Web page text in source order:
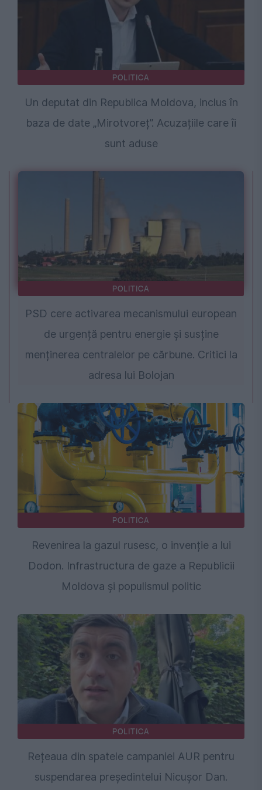
POLITICA
Un deputat din Republica Moldova, inclus în
baza de date „Mirotvoreț”. Acuzațiile care îi
sunt aduse
POLITICA
PSD cere activarea mecanismului european
de urgență pentru energie și susține
menținerea centralelor pe cărbune. Critici la
adresa lui Bolojan
POLITICA
Revenirea la gazul rusesc, o invenție a lui
Dodon. Infrastructura de gaze a Republicii
Moldova și populismul politic
POLITICA
Rețeaua din spatele campaniei AUR pentru
suspendarea președintelui Nicușor Dan.